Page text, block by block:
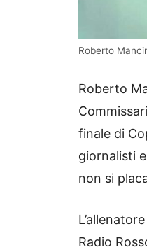
Roberto
Roberto
finale di
giornalisti
non si
Radio